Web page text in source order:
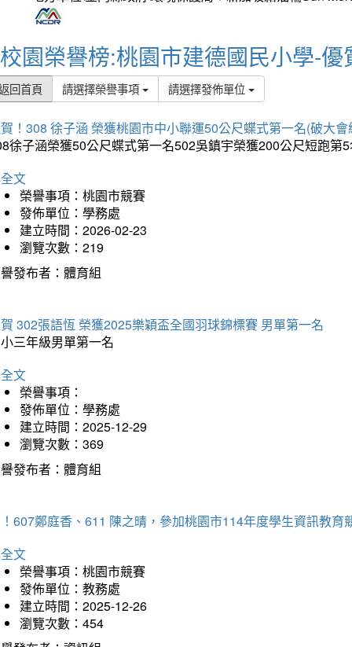
校園榮譽榜:桃園市建德國民小學-優
回首頁 請選擇榮譽事項 請選擇發佈單位
！308 徐子涵 榮獲桃園市中小聯運50公尺蝶式第一名(破大會
徐子涵榮獲50公尺蝶式第一名502吳鎮宇榮獲200公尺短跑
文
榮譽事項：桃園市競賽
發佈單位：學務處
建立時間：2026-02-23
瀏覽次數：219
發布者：體育組
302張語恆 榮獲2025樂穎盃全國羽球錦標賽 男單第一名
三年級男單第一名
文
榮譽事項：
發佈單位：學務處
建立時間：2025-12-29
瀏覽次數：369
發布者：體育組
607鄭庭香、611 陳之晴，參加桃園市114年度學生資訊教育
文
榮譽事項：桃園市競賽
發佈單位：教務處
建立時間：2025-12-26
瀏覽次數：454